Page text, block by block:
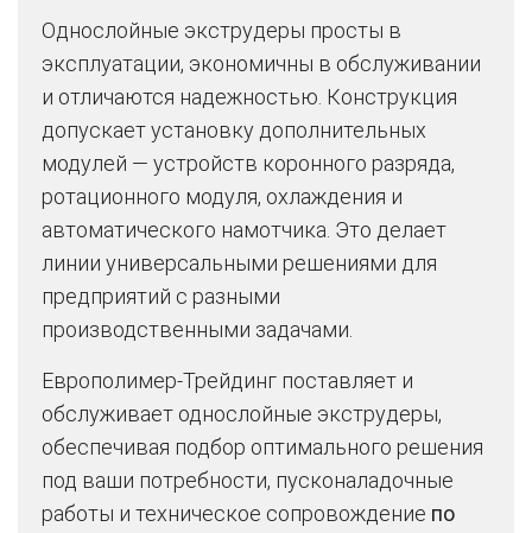
Однослойные экструдеры просты в
эксплуатации, экономичны в обслуживании
и отличаются надежностью. Конструкция
допускает установку дополнительных
модулей — устройств коронного разряда,
ротационного модуля, охлаждения и
автоматического намотчика. Это делает
линии универсальными решениями для
предприятий с разными
производственными задачами.
Европолимер-Трейдинг поставляет и
обслуживает однослойные экструдеры,
обеспечивая подбор оптимального решения
под ваши потребности, пусконаладочные
работы и техническое сопровождение по